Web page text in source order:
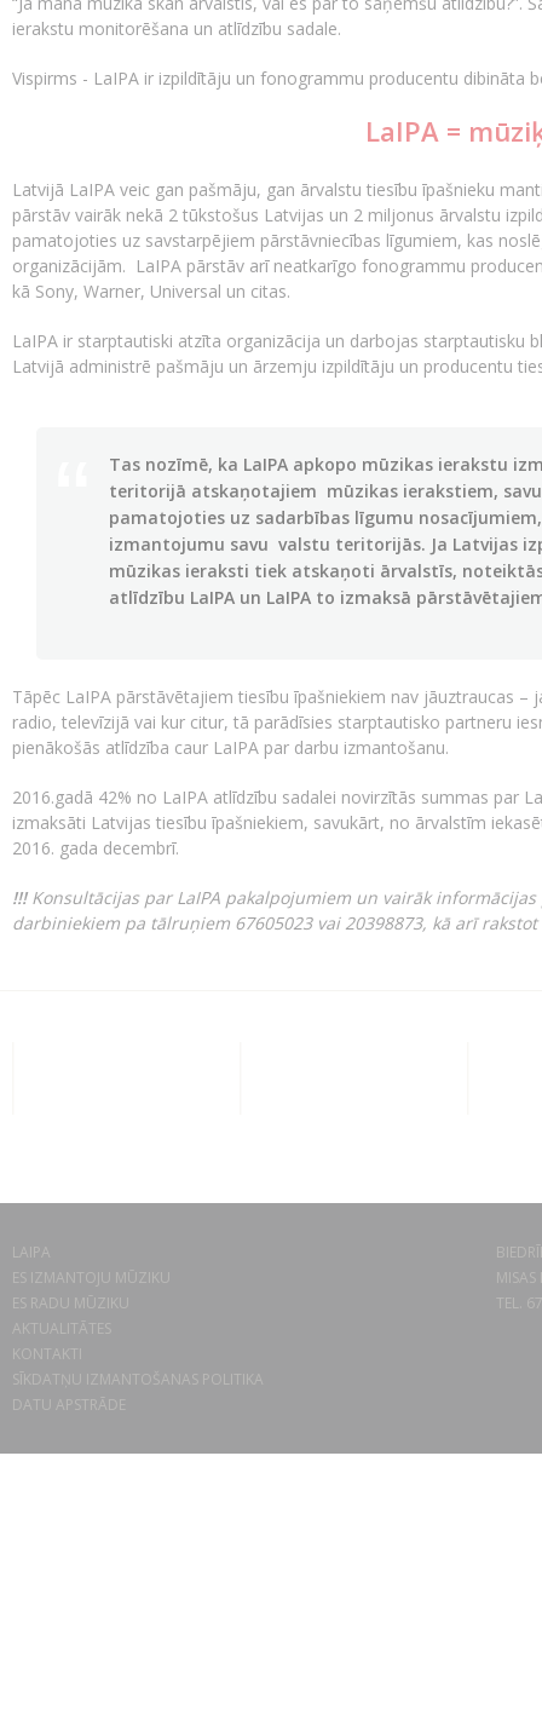
ierakstu monitorēšana un atlīdzību sadale.
Vispirms - LaIPA ir izpildītāju un fonogrammu producentu dibināta
LaIPA =
Latvijā LaIPA veic gan pašmāju, gan ārvalstu tiesību īpašnieku
pārstāv vairāk nekā 2 tūkstošus Latvijas un 2 miljonus ārvalstu
pamatojoties uz savstarpējiem pārstāvniecības līgumiem, kas
organizācijām. LaIPA pārstāv arī neatkarīgo fonogrammu
kā Sony, Warner, Universal un citas.
LaIPA ir starptautiski atzīta organizācija un darbojas starptautisku
Latvijā administrē pašmāju un ārzemju izpildītāju un producentu
Tas nozīmē, ka LaIPA apkopo mūzikas ierakstu
teritorijā atskaņotajiem mūzikas ierakstiem,
pamatojoties uz sadarbības līgumu
izmantojumu savu valstu teritorijās. Ja Latvijas
mūzikas ieraksti tiek atskaņoti ārvalstīs,
atlīdzību LaIPA un LaIPA to izmaksā
Tāpēc LaIPA pārstāvētajiem tiesību īpašniekiem nav jāuztraucas
radio, televīzijā vai kur citur, tā parādīsies starptautisko partneru
pienākošās atlīdzība caur LaIPA par darbu izmantošanu.
2016.gadā 42% no LaIPA atlīdzību sadalei novirzītās summas par
izmaksāti Latvijas tiesību īpašniekiem, savukārt, no ārvalstīm
2016. gada decembrī.
!!!Konsultācijas par LaIPA pakalpojumiem un vairāk
darbiniekiem pa tālruņiem 67605023 vai 20398873, kā arī
LAIPA
ES IZMANTOJU MŪZIKU
ES RADU MŪZIKU
AKTUALITĀTES
KONTAKTI
SĪKDATŅU IZMANTOŠANAS POLITIKA
DATU APSTRĀDE
TEL.